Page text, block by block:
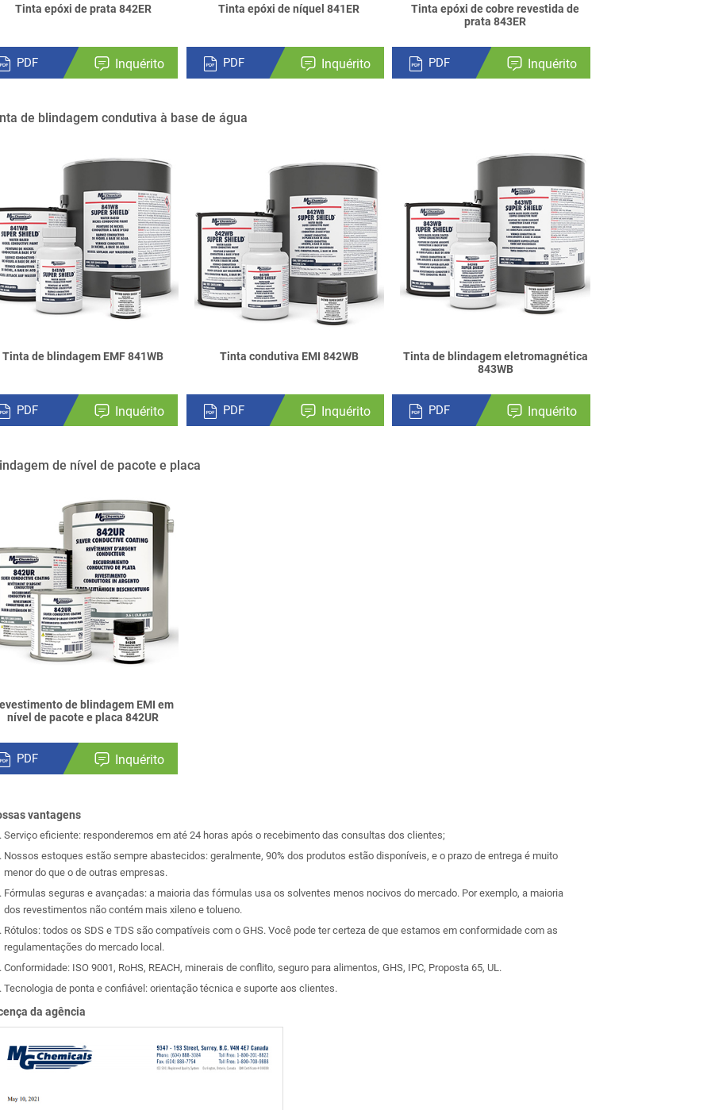
Tinta epóxi de prata 842ER
PDF Inquérito
Tinta epóxi de níquel 841ER
PDF Inquérito
Tinta epóxi de cobre revestida de
prata 843ER
PDF Inquérito
de blindagem condutiva à base de água
Tinta de blindagem EMF 841WB
PDF Inquérito
Tinta condutiva EMI 842WB
PDF Inquérito
Tinta de blindagem eletromagnética
843WB
PDF Inquérito
de nível de pacote e placa
de blindagem EMI em
nível de pacote e placa 842UR
PDF Inquérito
vantagens
Serviço eficiente: responderemos em até 24 horas após o recebimento das consultas dos clientes;
Nossos estoques estão sempre abastecidos: geralmente, 90% dos produtos estão disponíveis, e o prazo de entrega é muito
menor do que o de outras empresas.
Fórmulas seguras e avançadas: a maioria das fórmulas usa os solventes menos nocivos do mercado. Por exemplo, a maioria
dos revestimentos não contém mais xileno e tolueno.
Rótulos: todos os SDS e TDS são compatíveis com o GHS. Você pode ter certeza de que estamos em conformidade com as
regulamentações do mercado local.
Conformidade: ISO 9001, RoHS, REACH, minerais de conflito, seguro para alimentos, GHS, IPC, Proposta 65, UL.
Tecnologia de ponta e confiável: orientação técnica e suporte aos clientes.
da agência